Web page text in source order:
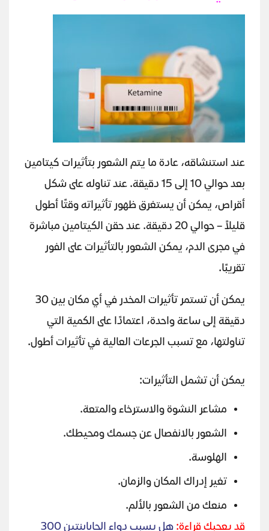
عند استنشاقه، عادة ما يتم الشعور بتأثيرات كيتامين
بعد حوالي 10 إلى 15 دقيقة. عند تناوله على شكل
أقراص، يمكن أن يستغرق ظهور تأثيراته وقتًا أطول
قليلاً – حوالي 20 دقيقة. عند حقن الكيتامين مباشرة
في مجرى الدم، يمكن الشعور بالتأثيرات على الفور
تقريبًا.
يمكن أن تستمر تأثيرات المخدر في أي مكان بين 30
دقيقة إلى ساعة واحدة، اعتمادًا على الكمية التي
تناولتها، مع تسبب الجرعات العالية في تأثيرات أطول.
يمكن أن تشمل التأثيرات:
مشاعر النشوة والاسترخاء والمتعة.
الشعور بالانفصال عن جسمك ومحيطك.
الهلوسة.
تغير إدراك المكان والزمان.
منعك من الشعور بالألم.
قد يعجبك قراءة:
هل يسبب دواء الجابابنتين 300